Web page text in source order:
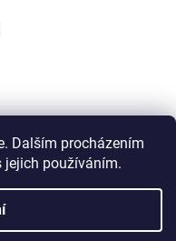
Dalším procházením
jejich používáním.